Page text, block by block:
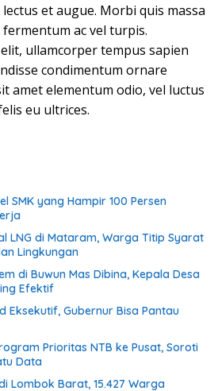
et augue. Morbi quis massa
ac vel turpis.
ullamcorper tempus sapien
condimentum ornare
amet elementum odio, vel luctus
eu ultrices.
SMK yang Hampir 100 Persen
LNG di Mataram, Warga Titip Syarat
Lingkungan
di Buwun Mas Dibina, Kepala Desa
Efektif
Eksekutif, Gubernur Bisa Pantau
Prioritas NTB ke Pusat, Soroti
Data
Lombok Barat, 15.427 Warga